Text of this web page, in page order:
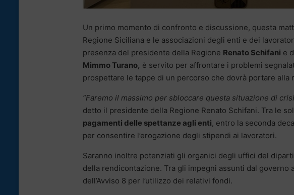
Un primo momento di confronto e discussione, questa
Regione Siciliana e le associazioni degli enti e dei
presenza del presidente della Regione Renato Schifani e
Mimmo Turano, è servito per affrontare i problemi
prospettare le tappe di un percorso che dovrà portare alla
“Faremo il massimo per sbloccare questa situazione di
detto il presidente della Regione Renato Schifani. Tra le
pagamenti delle spettanze agli enti, entro la seconda
per consentire l’erogazione degli stipendi ai lavoratori.
Saranno inoltre potenziati gli organici degli uffici del
della rendicontazione. Tra gli impegni assunti dal
dell’Avviso 8 per l’utilizzo dei relativi fondi.